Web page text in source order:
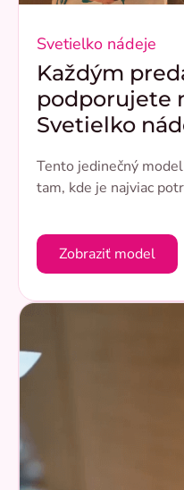
Svetielko nádeje
Každým
podporujete
Svetielko
Tento jedinečný
tam, kde je najviac
Zobraziť model